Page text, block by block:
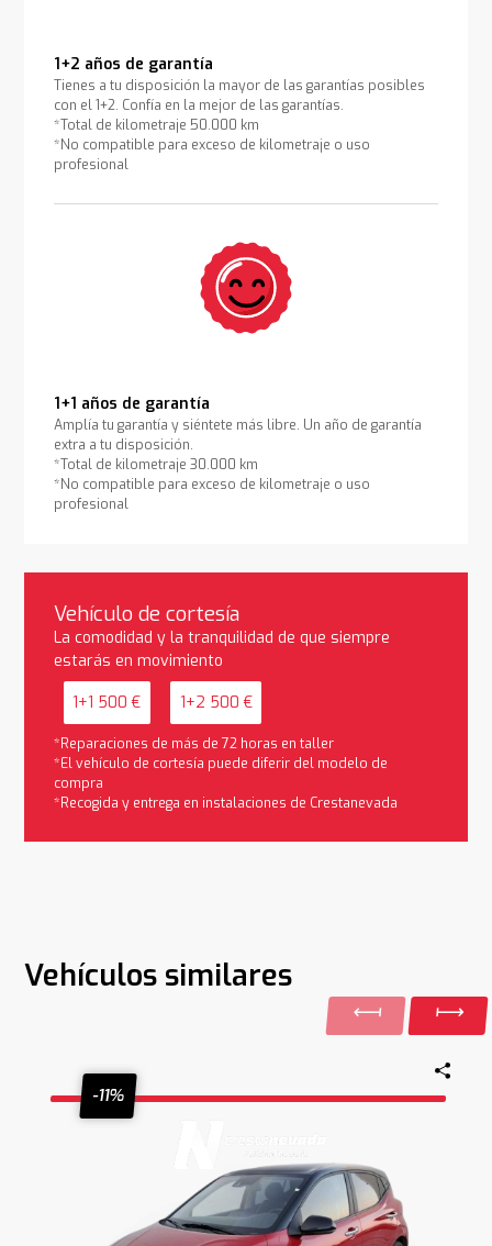
1+2 años de garantía
Tienes a tu disposición la mayor de las garantías posibles
con el 1+2. Confía en la mejor de las garantías.
*Total de kilometraje 50.000 km
*No compatible para exceso de kilometraje o uso
profesional
1+1 años de garantía
Amplía tu garantía y siéntete más libre. Un año de garantía
extra a tu disposición.
*Total de kilometraje 30.000 km
*No compatible para exceso de kilometraje o uso
profesional
Vehículo de cortesía
La comodidad y la tranquilidad de que siempre
estarás en movimiento
1+1 500 € 1+2 500 €
*Reparaciones de más de 72 horas en taller
*El vehículo de cortesía puede diferir del modelo de
compra
*Recogida y entrega en instalaciones de Crestanevada
Vehículos similares
-11%